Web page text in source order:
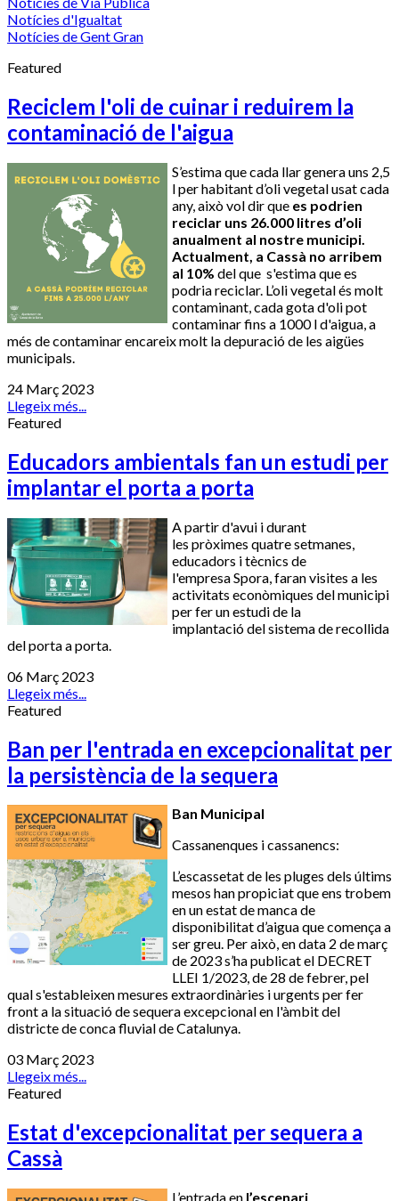
Notícies d'Igualtat
Notícies de Gent Gran
Featured
Reciclem l'oli de cuinar i reduirem la
contaminació de l'aigua
S’estima que cada llar genera uns 2,5
l per habitant d’oli vegetal usat cada
any, això vol dir que es podrien
reciclar uns 26.000 litres d’oli
anualment al nostre municipi.
Actualment, a Cassà no arribem
al 10% del que s'estima que es
podria reciclar. L’oli vegetal és molt
contaminant, cada gota d'oli pot
contaminar fins a 1000 l d'aigua, a
més de contaminar encareix molt la depuració de les aigües
municipals.
24 Març 2023
Llegeix més...
Featured
Educadors ambientals fan un estudi per
implantar el porta a porta
A partir d'avui i durant
les pròximes quatre setmanes,
educadors i tècnics de
l'empresaSpora , faran visites a les
activitats econòmiques del municipi
per fer un estudi de la
implantació del sistema de recollida
del porta a porta.
06 Març 2023
Llegeix més...
Featured
Ban per l'entrada en excepcionalitat per
la persistència de la sequera
Ban Municipal
Cassanenques i cassanencs:
L’escassetat de les pluges dels últims
mesos han propiciat que ens trobem
en un estat de manca de
disponibilitat d’aigua que comença a
ser greu. Per això, en data 2 de març
de 2023 s’ha publicat el DECRET
LLEI 1/2023, de 28 de febrer, pel
qual s'estableixen mesures extraordinàries i urgents per fer
front a la situació de sequera excepcional en l'àmbit del
districte de conca fluvial de Catalunya.
03 Març 2023
Llegeix més...
Featured
Estat d'excepcionalitat per sequera a
Cassà
L’entrada en l’escenari